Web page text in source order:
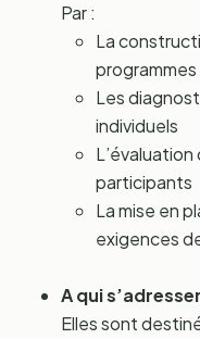
Par :
La
Les
individuels
participants
La mise en
exigences
A qui
Elles sont